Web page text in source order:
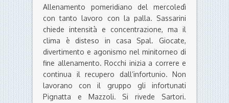
Allenamento pomeridiano del mercoledì
con tanto lavoro con la palla. Sassarini
chiede intensità e concentrazione, ma il
clima è disteso in casa Spal. Giocate,
divertimento e agonismo nel minitorneo di
fine allenamento. Rocchi inizia a correre e
continua il recupero dall’infortunio. Non
lavorano con il gruppo gli infortunati
Pignatta e Mazzoli. Si rivede Sartori.